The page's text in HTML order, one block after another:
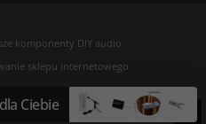
komponenty DIY audio
sklepu internetowego